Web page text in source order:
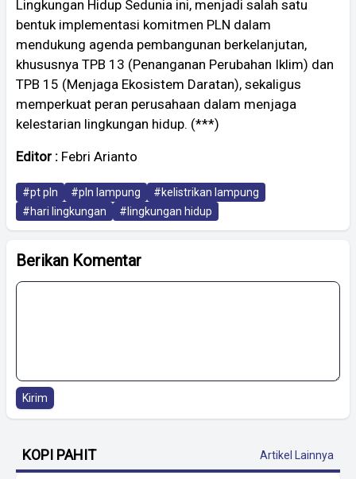
Lingkungan Hidup Sedunia ini, menjadi salah satu
bentuk implementasi komitmen PLN dalam
mendukung agenda pembangunan berkelanjutan,
khususnya TPB 13 (Penanganan Perubahan Iklim) dan
TPB 15 (Menjaga Ekosistem Daratan), sekaligus
memperkuat peran perusahaan dalam menjaga
kelestarian lingkungan hidup. (***)
Editor : Febri Arianto
#pt pln #pln lampung
#kelistrikan lampung
#hari lingkungan
#lingkungan hidup
Berikan Komentar
Kirim
KOPI PAHIT Artikel Lainnya